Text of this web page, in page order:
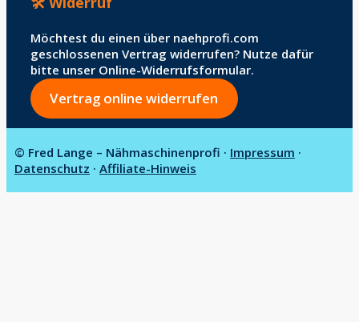
Möchtest du einen über naehprofi.com
geschlossenen Vertrag widerrufen? Nutze dafür
bitte unser Online-Widerrufsformular.
Vertrag online widerrufen
© Fred Lange – Nähmaschinenprofi · Impressum ·
Datenschutz · Affiliate-Hinweis